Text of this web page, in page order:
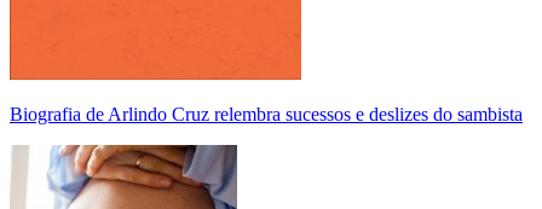
Biografia de Arlindo Cruz relembra sucessos e deslizes do sambista